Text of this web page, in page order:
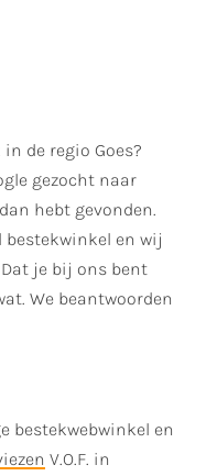
de regio Goes?
gezocht naar
hebt gevonden.
bestekwinkel en wij
je bij ons bent
We beantwoorden
bestekwebwinkel en
V.O.F. in